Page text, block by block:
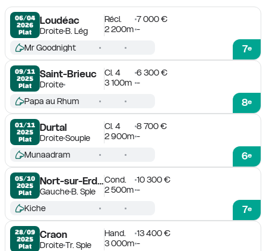
06/04
2026
Plat
Loudéac
DroiteB. Lég
Récl.
7 000 €
2 200m -
7e
Mr Goodnight
09/11
2025
Plat
Saint-Brieuc
Droite
Cl. 4
6 300 €
3 100m -
8e
Papa au Rhum
01/11
2025
Plat
Durtal
DroiteSouple
Cl. 4
8 700 €
2 900m -
6e
Munaadram
05/10
2025
Plat
Nort-sur-Erdre
GaucheB. Sple
Cond.
10 300 €
2 500m -
7e
Kiche
28/09
2025
Plat
Craon
DroiteTr. Sple
Hand.
13 400 €
3 000m -